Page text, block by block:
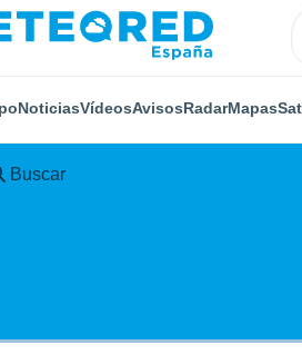
NoticiasVídeosAvisosRadarMapas
Buscar